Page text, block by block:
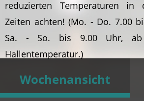
reduzierten Temperaturen in
Zeiten achten! (Mo. - Do. 7.00
Sa. - So. bis 9.00 Uhr, ab
Hallentemperatur.)
Wochenansicht